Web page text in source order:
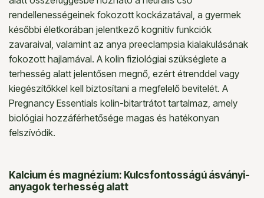
rendellenességeinek fokozott kockázatával, a gyermek
későbbi életkorában jelentkező kognitív funkciók
zavaraival, valamint az anya preeclampsia kialakulásának
fokozott hajlamával. A kolin fiziológiai szükséglete a
terhesség alatt jelentősen megnő, ezért étrenddel vagy
kiegészítőkkel kell biztosítani a megfelelő bevitelét. A
Pregnancy Essentials kolin-bitartrátot tartalmaz, amely
biológiai hozzáférhetősége magas és hatékonyan
felszívódik.
Kalcium és magnézium: Kulcsfontosságú ásványi-
anyagok terhesség alatt